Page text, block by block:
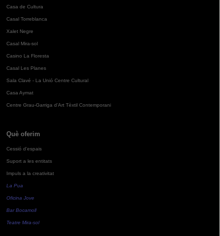
Casa de Cultura
Casal Torreblanca
Xalet Negre
Casal Mira-sol
Casino La Floresta
Casal Les Planes
Sala Clavé - La Unió Centre Cultural
Casa Aymat
Centre Grau-Garriga d'Art Tèxtil Contemporani
Què oferim
Cessió d'espais
Suport a les entitats
Impuls a la creativitat
La Pua
Oficina Jove
Bar Bocamoll
Teatre Mira-sol